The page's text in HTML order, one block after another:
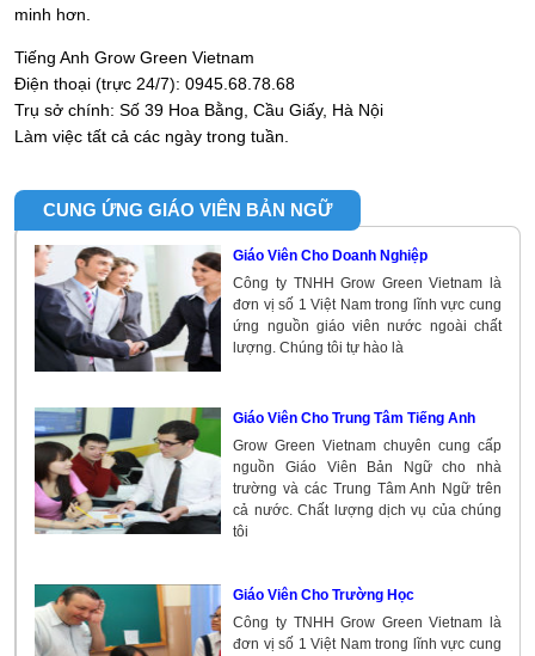
minh hơn.
Tiếng Anh Grow Green Vietnam
Điện thoại (trực 24/7): 0945.68.78.68
Trụ sở chính: Số 39 Hoa Bằng, Cầu Giấy, Hà Nội
Làm việc tất cả các ngày trong tuần.
CUNG ỨNG GIÁO VIÊN BẢN NGỮ
Giáo Viên Cho Doanh Nghiệp
Công ty TNHH Grow Green Vietnam là
đơn vị số 1 Việt Nam trong lĩnh vực cung
ứng nguồn giáo viên nước ngoài chất
lượng. Chúng tôi tự hào là
Giáo Viên Cho Trung Tâm Tiếng Anh
Grow Green Vietnam chuyên cung cấp
nguồn Giáo Viên Bản Ngữ cho nhà
trường và các Trung Tâm Anh Ngữ trên
cả nước. Chất lượng dịch vụ của chúng
tôi
Giáo Viên Cho Trường Học
Công ty TNHH Grow Green Vietnam là
đơn vị số 1 Việt Nam trong lĩnh vực cung